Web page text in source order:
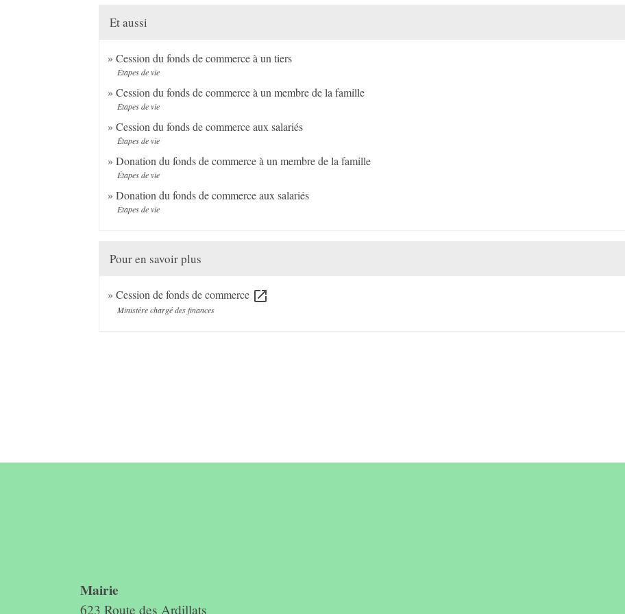
Et aussi
Cession du fonds de commerce à un tiers
Étapes de vie
Cession du fonds de commerce à un membre de la famille
Étapes de vie
Cession du fonds de commerce aux salariés
Étapes de vie
Donation du fonds de commerce à un membre de la famille
Étapes de vie
Donation du fonds de commerce aux salariés
Étapes de vie
Pour en savoir plus
Cession de fonds de commerce open_in_new
Ministère chargé des finances
Mairie
623 Route des Ardillats